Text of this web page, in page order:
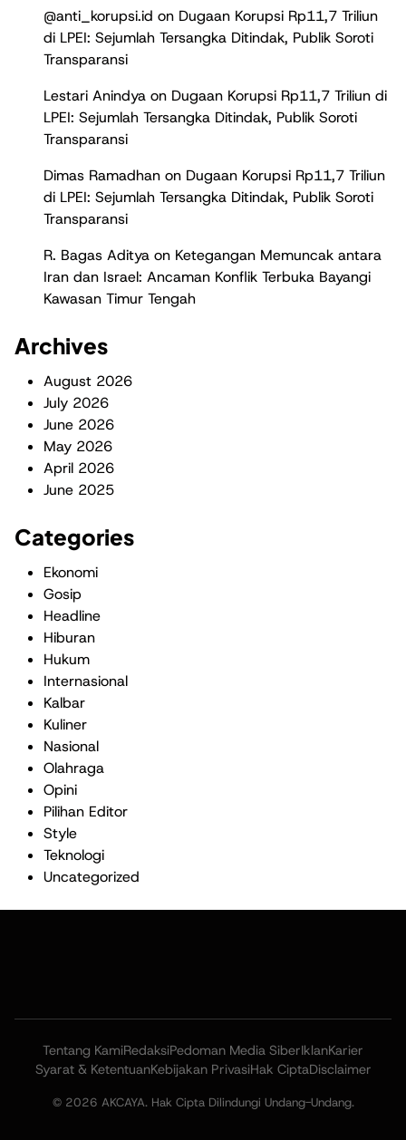
@anti_korupsi.id on Dugaan Korupsi Rp11,7 Triliun
di LPEI: Sejumlah Tersangka Ditindak, Publik Soroti
Transparansi
Lestari Anindya on Dugaan Korupsi Rp11,7 Triliun di
LPEI: Sejumlah Tersangka Ditindak, Publik Soroti
Transparansi
Dimas Ramadhan on Dugaan Korupsi Rp11,7 Triliun
di LPEI: Sejumlah Tersangka Ditindak, Publik Soroti
Transparansi
R. Bagas Aditya on Ketegangan Memuncak antara
Iran dan Israel: Ancaman Konflik Terbuka Bayangi
Kawasan Timur Tengah
Archives
August 2026
July 2026
June 2026
May 2026
April 2026
June 2025
Categories
Ekonomi
Gosip
Headline
Hiburan
Hukum
Internasional
Kalbar
Kuliner
Nasional
Olahraga
Opini
Pilihan Editor
Style
Teknologi
Uncategorized
Tentang KamiRedaksiPedoman Media SiberIklanKarier
Syarat & KetentuanKebijakan PrivasiHak CiptaDisclaimer
© 2026 AKCAYA. Hak Cipta Dilindungi Undang-Undang.